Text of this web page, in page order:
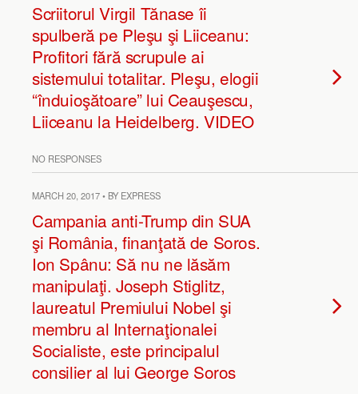
Scriitorul Virgil Tănase îi
spulberă pe Pleşu şi Liiceanu:
Profitori fără scrupule ai
sistemului totalitar. Pleşu, elogii
“înduioşătoare” lui Ceauşescu,
Liiceanu la Heidelberg. VIDEO
NO RESPONSES
MARCH 20, 2017 • BY EXPRESS
Campania anti-Trump din SUA
şi România, finanţată de Soros.
Ion Spânu: Să nu ne lăsăm
manipulaţi. Joseph Stiglitz,
laureatul Premiului Nobel şi
membru al Internaţionalei
Socialiste, este principalul
consilier al lui George Soros